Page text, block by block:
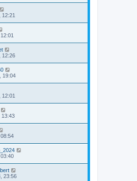
12:21
12:26
19:04
12:01
13:43
23:56